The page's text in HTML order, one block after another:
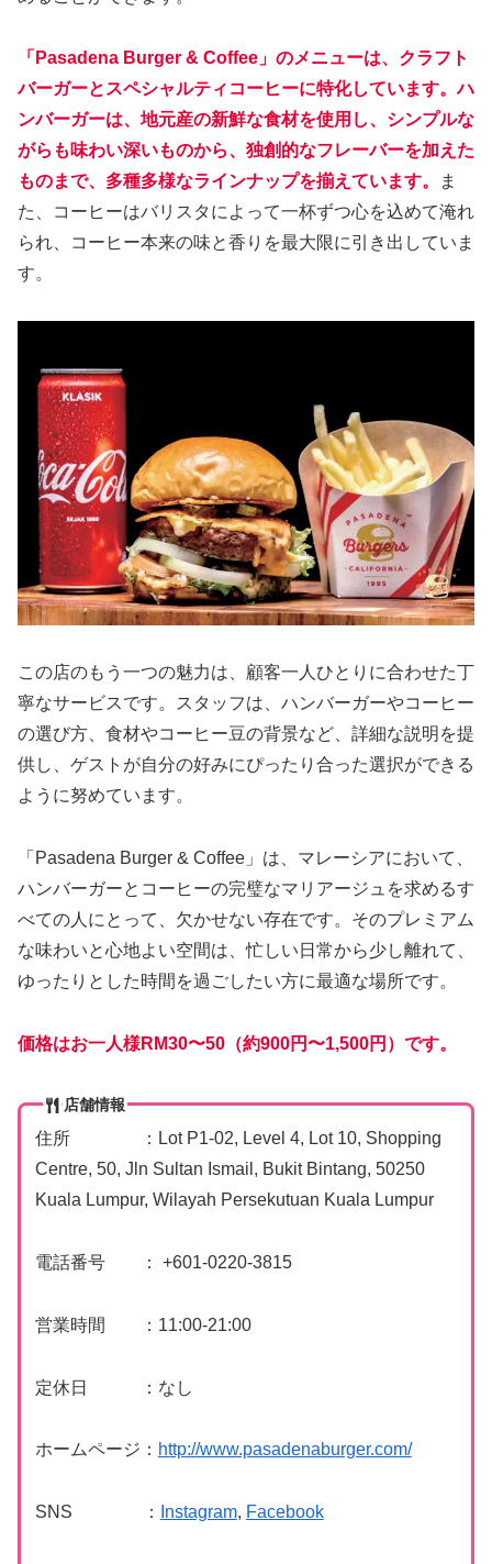
「Pasadena Burger & Coffee」のメニューは、クラフト
バーガーとスペシャルティコーヒーに特化しています。ハ
ンバーガーは、地元産の新鮮な食材を使用し、シンプルな
がらも味わい深いものから、独創的なフレーバーを加えた
ものまで、多種多様なラインナップを揃えています。
ま
た、コーヒーはバリスタによって一杯ずつ心を込めて淹れ
られ、コーヒー本来の味と香りを最大限に引き出していま
す。
この店のもう一つの魅力は、顧客一人ひとりに合わせた丁
寧なサービスです。スタッフは、ハンバーガーやコーヒー
の選び方、食材やコーヒー豆の背景など、詳細な説明を提
供し、ゲストが自分の好みにぴったり合った選択ができる
ように努めています。
「Pasadena Burger & Coffee」は、マレーシアにおいて、
ハンバーガーとコーヒーの完璧なマリアージュを求めるす
べての人にとって、欠かせない存在です。そのプレミアム
な味わいと心地よい空間は、忙しい日常から少し離れて、
ゆったりとした時間を過ごしたい方に最適な場所です。
価格はお一人様RM30〜50（約900円〜1,500円）です。
店舗情報
住所 ：Lot P1-02, Level 4, Lot 10, Shopping
Centre, 50, Jln Sultan Ismail, Bukit Bintang, 50250
Kuala Lumpur, Wilayah Persekutuan Kuala Lumpur
電話番号 ： +601-0220-3815
営業時間 ：11:00-21:00
定休日 ：なし
ホームページ： http://www.pasadenaburger.com/
SNS ： Instagram, Facebook